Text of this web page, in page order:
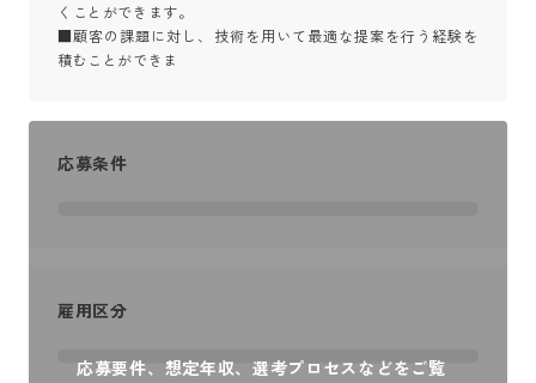
くことができます。
■顧客の課題に対し、技術を用いて最適な提案を行う経験を
積むことができま
応募要件、想定年収、選考プロセスなどをご覧
応募条件
雇用区分